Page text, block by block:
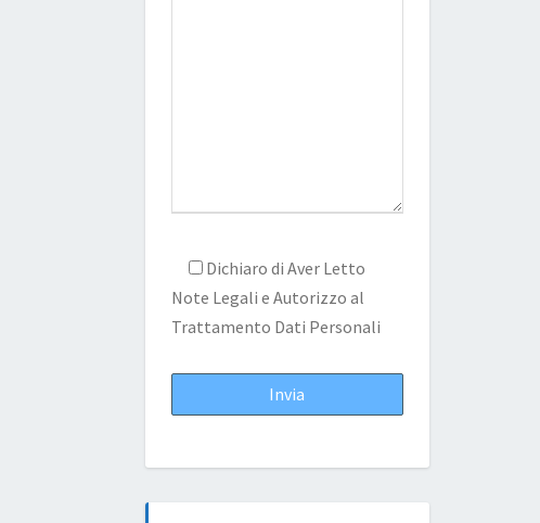
Dichiaro di Aver Letto
Note Legali e Autorizzo al
Trattamento Dati Personali